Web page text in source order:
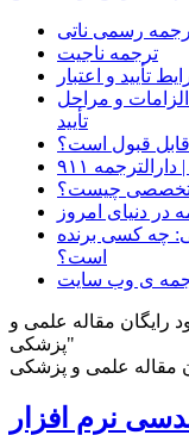
رسمی ناتی
ترجمه ناجیت
و اعتبار
و مراحل
تأیید
قبول است؟
۹۱۱
تخصصی چیست؟
در دنیای امروز
چه کسی برنده
است؟
ی وب سایت
رایگان مقاله علمی و
پزشکی"
مقاله علمی و پزشکی
نرم افزار